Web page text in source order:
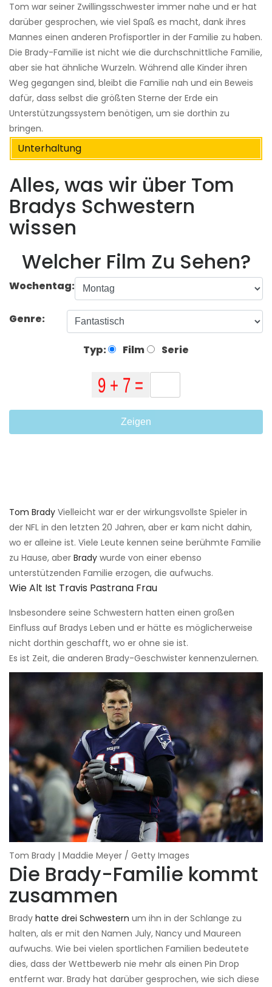
Tom war seiner Zwillingsschwester immer nahe und er hat
darüber gesprochen, wie viel Spaß es macht, dank ihres
Mannes einen anderen Profisportler in der Familie zu haben.
Die Brady-Familie ist nicht wie die durchschnittliche Familie,
aber sie hat ähnliche Wurzeln. Während alle Kinder ihren
Weg gegangen sind, bleibt die Familie nah und ein Beweis
dafür, dass selbst die größten Sterne der Erde ein
Unterstützungssystem benötigen, um sie dorthin zu
bringen.
Unterhaltung
Alles, was wir über Tom
Bradys Schwestern
wissen
Welcher Film Zu Sehen?
Wochentag:
Genre:
Typ: Film Serie
Zeigen
Tom Brady Vielleicht war er der wirkungsvollste Spieler in
der NFL in den letzten 20 Jahren, aber er kam nicht dahin,
wo er alleine ist. Viele Leute kennen seine berühmte Familie
zu Hause, aber Brady wurde von einer ebenso
unterstützenden Familie erzogen, die aufwuchs.
Wie Alt Ist Travis Pastrana Frau
Insbesondere seine Schwestern hatten einen großen
Einfluss auf Bradys Leben und er hätte es möglicherweise
nicht dorthin geschafft, wo er ohne sie ist.
Es ist Zeit, die anderen Brady-Geschwister kennenzulernen.
Tom Brady | Maddie Meyer / Getty Images
Die Brady-Familie kommt
zusammen
Brady hatte drei Schwestern um ihn in der Schlange zu
halten, als er mit den Namen July, Nancy und Maureen
aufwuchs. Wie bei vielen sportlichen Familien bedeutete
dies, dass der Wettbewerb nie mehr als einen Pin Drop
entfernt war. Brady hat darüber gesprochen, wie sich diese